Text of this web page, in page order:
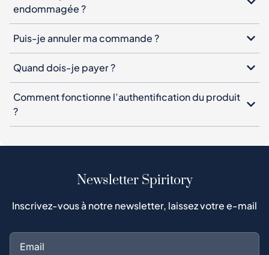
Comment fonctionne l’authentification du produit
?
Newsletter Spiritory
S'abonner